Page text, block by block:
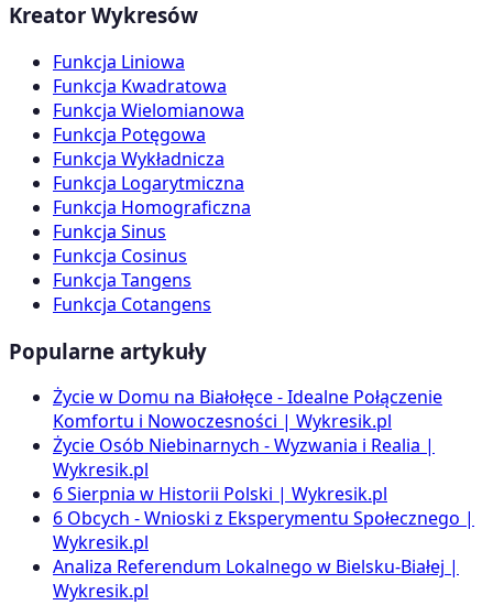
Kreator Wykresów
Funkcja Liniowa
Funkcja Kwadratowa
Funkcja Wielomianowa
Funkcja Potęgowa
Funkcja Wykładnicza
Funkcja Logarytmiczna
Funkcja Homograficzna
Funkcja Sinus
Funkcja Cosinus
Funkcja Tangens
Funkcja Cotangens
Popularne artykuły
Życie w Domu na Białołęce - Idealne Połączenie
Komfortu i Nowoczesności | Wykresik.pl
Życie Osób Niebinarnych - Wyzwania i Realia |
Wykresik.pl
6 Sierpnia w Historii Polski | Wykresik.pl
6 Obcych - Wnioski z Eksperymentu Społecznego |
Wykresik.pl
Analiza Referendum Lokalnego w Bielsku-Białej |
Wykresik.pl